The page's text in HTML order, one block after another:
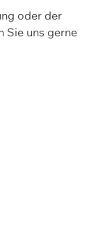
oder der
Sie uns gerne